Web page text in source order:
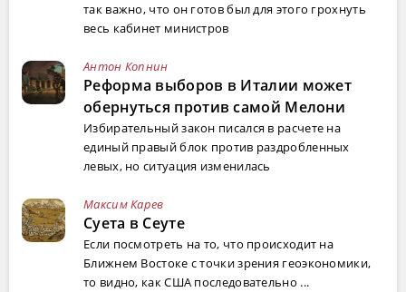
так важно, что он готов был для этого грохнуть
весь кабинет министров
Антон Копнин
Реформа выборов в Италии может
обернуться против самой Мелони
Избирательный закон писался в расчете на
единый правый блок против раздробленных
левых, но ситуация изменилась
Максим Карев
Суета в Сеуте
Если посмотреть на то, что происходит на
Ближнем Востоке с точки зрения геоэкономики,
то видно, как США последовательно ...